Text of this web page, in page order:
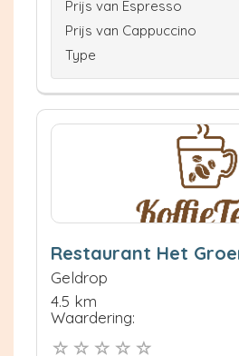
Prijs van Espresso
Prijs van Cappuccino
Type
Restaurant Het
Geldrop
4.5 km
Waardering: